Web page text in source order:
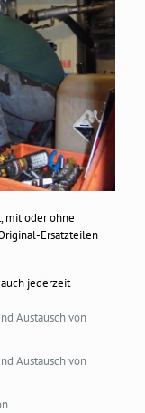
mit oder ohne
Ersatzteilen
jederzeit
Austausch von
Austausch von